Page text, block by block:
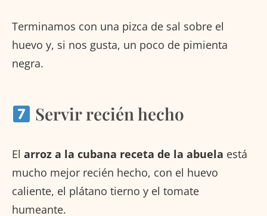
Terminamos con una pizca de sal sobre el
huevo y, si nos gusta, un poco de pimienta
negra.
Servir recién hecho
El arroz a la cubana receta de la abuela está
mucho mejor recién hecho, con el huevo
caliente, el plátano tierno y el tomate
humeante.